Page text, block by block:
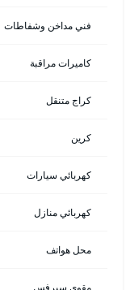
فني مداخن وشفاطات
كاميرات مراقبة
كراج متنقل
كرين
كهربائي سيارات
كهربائي منازل
محل هواتف